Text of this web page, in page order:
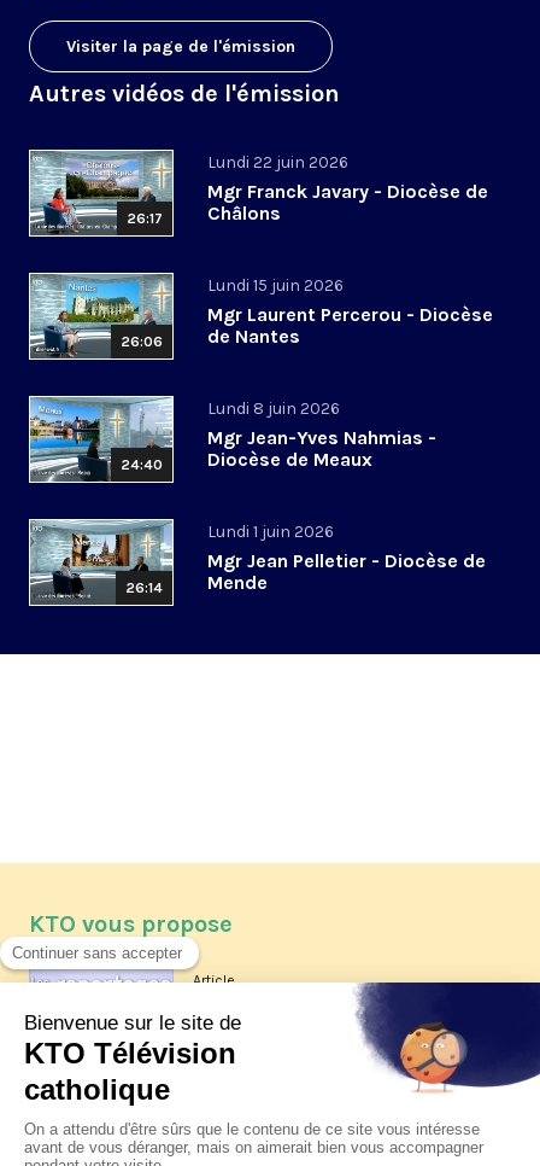
Visiter la page de l'émission
Autres vidéos de l'émission
26:17
Lundi 22 juin 2026
Mgr Franck Javary - Diocèse de
Châlons
26:06
Lundi 15 juin 2026
Mgr Laurent Percerou - Diocèse
de Nantes
24:40
Lundi 8 juin 2026
Mgr Jean-Yves Nahmias -
Diocèse de Meaux
26:14
Lundi 1 juin 2026
Mgr Jean Pelletier - Diocèse de
Mende
KTO vous propose
Article
Les reportages d'été 2026 de KTO
La visite pastorale du pape Léon
XIV à Assise à suivre sur KTO le
jeudi 6 août